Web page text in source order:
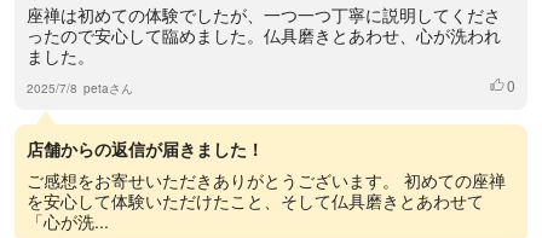
座禅は初めての体験でしたが、一つ一つ丁寧に説明してくださ
ったので安心して臨めました。仏具磨きとあわせ、心が洗われ
ました。
2025/7/8 petaさん いいね
0
店舗からの返信が届きました！
ご感想をお寄せいただきありがとうございます。 初めての座禅
を安心して体験いただけたこと、そして仏具磨きとあわせて
「心が洗...